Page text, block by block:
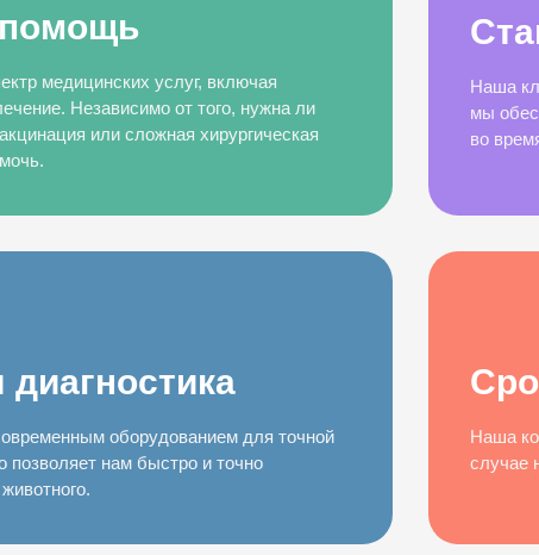
медицинских услуг, включая
Независимо от того, нужна ли
или сложная хирургическая
Наша
мы
во
оборудованием для точной
позволяет нам быстро и точно
Наша
случае